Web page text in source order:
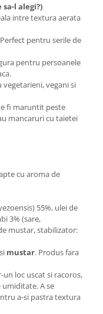
l alegi?)
intre textura aerata
Perfect pentru serile de
pentru persoanele
vegani si
fi maruntit peste
mancaruri cu taietei
cu aroma de
55%, ulei de
3% (sare,
mustar, stabilizator:
si mustar. Produs fara
un loc uscat si racoros,
umiditate. A se
a-si pastra textura